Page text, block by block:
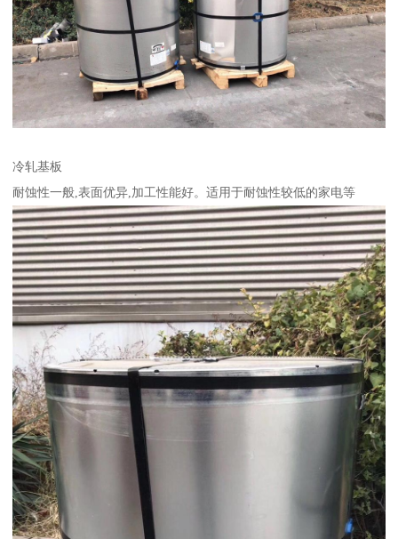
冷轧基板
耐蚀性一般,表面优异,加工性能好。适用于耐蚀性较低的家电等